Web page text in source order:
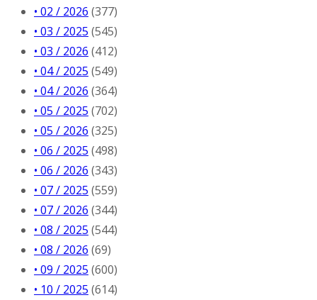
• 02 / 2026 (377)
• 03 / 2025 (545)
• 03 / 2026 (412)
• 04 / 2025 (549)
• 04 / 2026 (364)
• 05 / 2025 (702)
• 05 / 2026 (325)
• 06 / 2025 (498)
• 06 / 2026 (343)
• 07 / 2025 (559)
• 07 / 2026 (344)
• 08 / 2025 (544)
• 08 / 2026 (69)
• 09 / 2025 (600)
• 10 / 2025 (614)